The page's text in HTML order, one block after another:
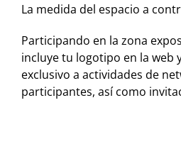
La medida del espacio a
Participando en la zona
incluye tu logotipo en la web
exclusivo a actividades de
participantes, así como